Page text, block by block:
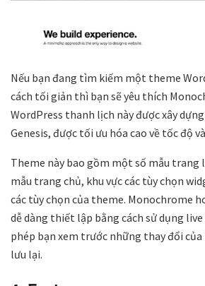
Nếu bạn đang tìm kiếm một theme
cách tối giản thì bạn sẽ yêu thích
WordPress thanh lịch này được xây
Genesis, được tối ưu hóa cao về tốc độ
Theme này bao gồm một số mẫu trang
mẫu trang chủ, khu vực các tùy chọn
các tùy chọn của theme. Monochrome
dễ dàng thiết lập bằng cách sử dụng
phép bạn xem trước những thay đổi
lưu lại.